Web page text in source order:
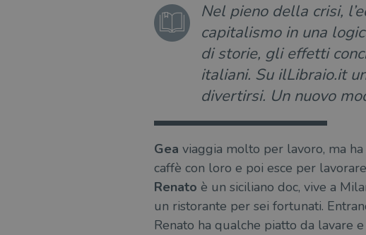
Nel pieno della crisi,
capitalismo in una
di storie, gli effetti
italiani. Su ilLibraio.it
divertirsi. Un nuovo
Gea viaggia molto per lavoro, ma
caffè con loro e poi esce per
Renato è un siciliano doc, vive a
un ristorante per sei fortunati.
Renato ha qualche piatto da lavare